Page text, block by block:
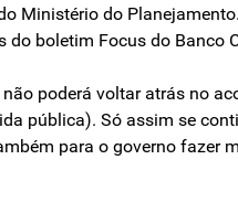
Ministério do
do boletim Focus do Banco
poderá voltar atrás no
pública). Só assim se
para o governo fazer